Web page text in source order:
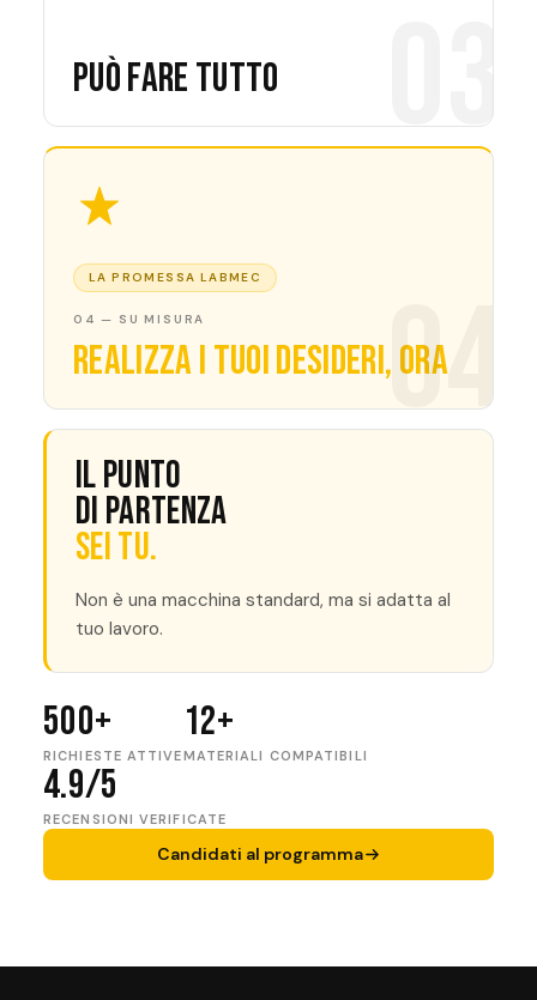
Può fare tutto 03
LA PROMESSA LABMEC
04 — SU MISURA
Realizza i tuoi desideri, ora
04
Il punto
di partenza
sei tu.
Non è una macchina standard, ma si adatta al
tuo lavoro.
500+
RICHIESTE ATTIVE
12+
MATERIALI COMPATIBILI
4.9/5
RECENSIONI VERIFICATE
Candidati al programma